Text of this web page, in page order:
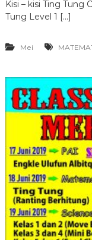
Kisi – kisi Ting
Tung Level 1 […]
Mei